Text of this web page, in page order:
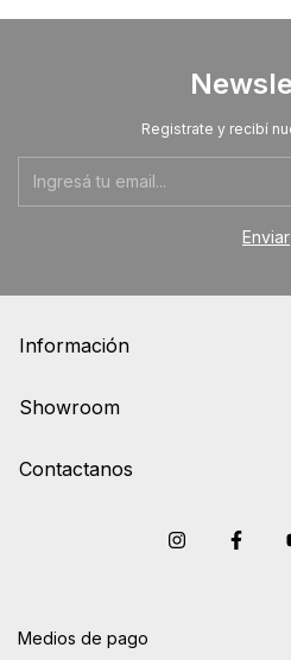
Registrate y recibí
Información
Showroom
Contactanos
Medios de pago